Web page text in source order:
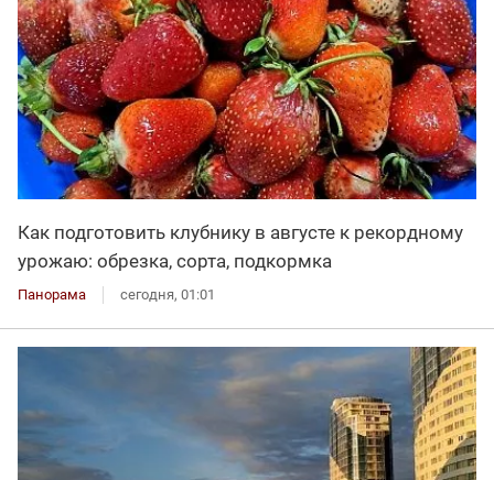
Как подготовить клубнику в августе к рекордному
урожаю: обрезка, сорта, подкормка
Панорама сегодня, 01:01